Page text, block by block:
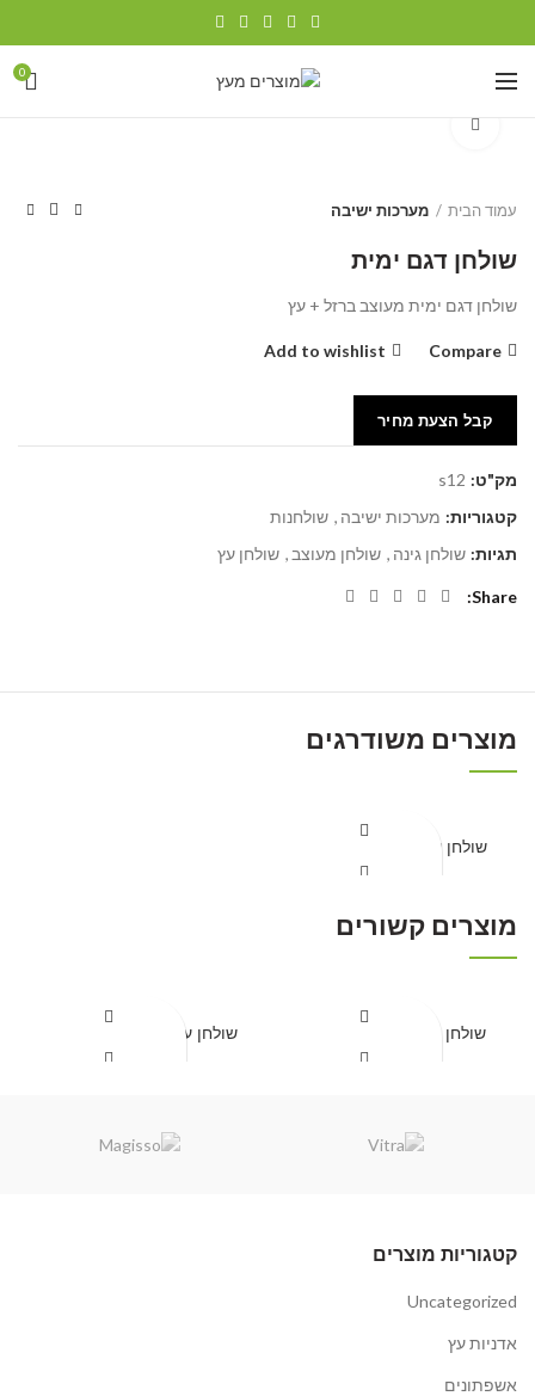
0
עמוד הבית מערכות ישיבה
שולחן דגם ימית
שולחן דגם ימית מעוצב ברזל + עץ
Compare
Add to wishlist
קבל הצעת מחיר
מק"ט: s12
קטגוריות: מערכות ישיבה , שולחנות
תגיות: שולחן גינה , שולחן מעוצב , שולחן עץ
Share
מוצרים משודרגים
שולחן עץ בסיס ברזל דגם 1
קבל הצעת מחיר
מוצרים קשורים
שולחן דגם קק"ל + פרגולה שולחן עץ + ספסל דגם 204
קטגוריות מוצרים
Uncategorized
אדניות עץ
אשפתונים